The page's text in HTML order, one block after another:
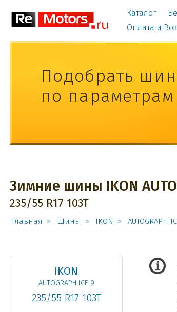
Каталог
Оплата и
Подобрать
по параметрам
Зимние шины IKON
235/55 R17 103T
Главная Шины IKON AUTOGRAPH
IKON
AUTOGRAPH ICE 9
235/55 R17 103T